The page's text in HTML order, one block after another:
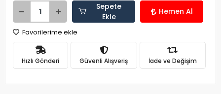
Sepete
Ekle
Hemen Al
Favorilerime ekle
Hızlı Gönderi Güvenli Alışveriş İade ve Değişim